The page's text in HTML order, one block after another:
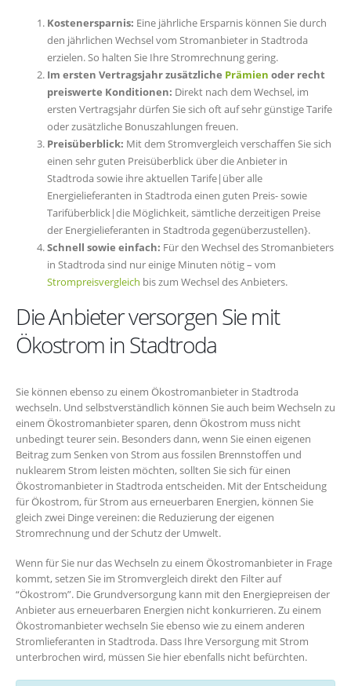
Kostenersparnis: Eine jährliche Ersparnis können Sie durch
den jährlichen Wechsel vom Stromanbieter in Stadtroda
erzielen. So halten Sie Ihre Stromrechnung gering.
Im ersten Vertragsjahr zusätzliche Prämien oder recht
preiswerte Konditionen: Direkt nach dem Wechsel, im
ersten Vertragsjahr dürfen Sie sich oft auf sehr günstige Tarife
oder zusätzliche Bonuszahlungen freuen.
Preisüberblick: Mit dem Stromvergleich verschaffen Sie sich
einen sehr guten Preisüberblick über die Anbieter in
Stadtroda sowie ihre aktuellen Tarife|über alle
Energielieferanten in Stadtroda einen guten Preis- sowie
Tarifüberblick|die Möglichkeit, sämtliche derzeitigen Preise
der Energielieferanten in Stadtroda gegenüberzustellen}.
Schnell sowie einfach: Für den Wechsel des Stromanbieters
in Stadtroda sind nur einige Minuten nötig – vom
Strompreisvergleich bis zum Wechsel des Anbieters.
Die Anbieter versorgen Sie mit
Ökostrom in Stadtroda
Sie können ebenso zu einem Ökostromanbieter in Stadtroda
wechseln. Und selbstverständlich können Sie auch beim Wechseln zu
einem Ökostromanbieter sparen, denn Ökostrom muss nicht
unbedingt teurer sein. Besonders dann, wenn Sie einen eigenen
Beitrag zum Senken von Strom aus fossilen Brennstoffen und
nuklearem Strom leisten möchten, sollten Sie sich für einen
Ökostromanbieter in Stadtroda entscheiden. Mit der Entscheidung
für Ökostrom, für Strom aus erneuerbaren Energien, können Sie
gleich zwei Dinge vereinen: die Reduzierung der eigenen
Stromrechnung und der Schutz der Umwelt.
Wenn für Sie nur das Wechseln zu einem Ökostromanbieter in Frage
kommt, setzen Sie im Stromvergleich direkt den Filter auf
“Ökostrom”. Die Grundversorgung kann mit den Energiepreisen der
Anbieter aus erneuerbaren Energien nicht konkurrieren. Zu einem
Ökostromanbieter wechseln Sie ebenso wie zu einem anderen
Stromlieferanten in Stadtroda. Dass Ihre Versorgung mit Strom
unterbrochen wird, müssen Sie hier ebenfalls nicht befürchten.